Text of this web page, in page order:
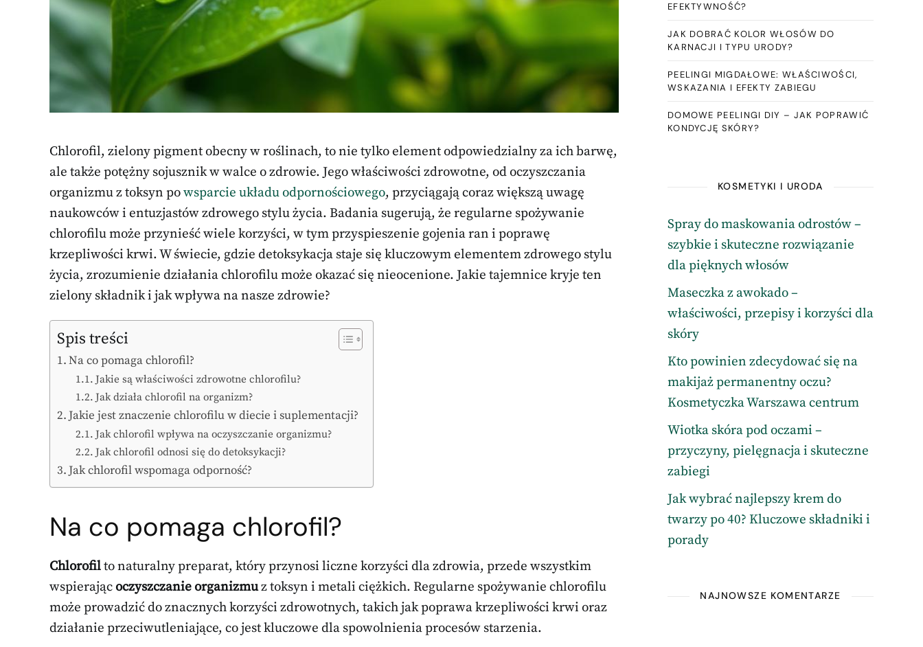
Chlorofil, zielony pigment obecny w roślinach, to nie tylko element odpowiedzialny za ich barwę,
ale także potężny sojusznik w walce o zdrowie. Jego właściwości zdrowotne, od oczyszczania
organizmu z toksyn powsparcie układu odpornościowego, przyciągają coraz większą uwagę
naukowców i entuzjastów zdrowego stylu życia. Badania sugerują, że regularne spożywanie
chlorofilu może przynieść wiele korzyści, w tym przyspieszenie gojenia ran i poprawę
krzepliwości krwi. W świecie, gdzie detoksykacja staje się kluczowym elementem zdrowego stylu
życia, zrozumienie działania chlorofilu może okazać się nieocenione. Jakie tajemnice kryje ten
zielony składnik i jak wpływa na nasze zdrowie?
Spis treści
Na co pomaga chlorofil?
Jakie są właściwości zdrowotne chlorofilu?
Jak działa chlorofil na organizm?
Jakie jest znaczenie chlorofilu w diecie i suplementacji?
Jak chlorofil wpływa na oczyszczanie organizmu?
Jak chlorofil odnosi się do detoksykacji?
Jak chlorofil wspomaga odporność?
Na co pomaga chlorofil?
Chlorofilto naturalny preparat, który przynosi liczne korzyści dla zdrowia, przede wszystkim
wspierającoczyszczanie organizmuz toksyn i metali ciężkich. Regularne spożywanie chlorofilu
może prowadzić do znacznych korzyści zdrowotnych, takich jak poprawa krzepliwości krwi oraz
działanie przeciwutleniające, co jest kluczowe dla spowolnienia procesów starzenia.
EFEKTYWNOŚĆ?
JAK DOBRAĆ KOLOR WŁOSÓW DO
KARNACJI I TYPU URODY?
PEELINGI MIGDAŁOWE: WŁAŚCIWOŚCI,
WSKAZANIA I EFEKTY ZABIEGU
DOMOWE PEELINGI DIY – JAK POPRAWIĆ
KONDYCJĘ SKÓRY?
KOSMETYKI I URODA
Spray do maskowania odrostów –
szybkie i skuteczne rozwiązanie
dla pięknych włosów
Maseczka z awokado –
właściwości, przepisy i korzyści dla
skóry
Kto powinien zdecydować się na
makijaż permanentny oczu?
Kosmetyczka Warszawa centrum
Wiotka skóra pod oczami –
przyczyny, pielęgnacja i skuteczne
zabiegi
Jak wybrać najlepszy krem do
twarzy po 40? Kluczowe składniki i
porady
NAJNOWSZE KOMENTARZE